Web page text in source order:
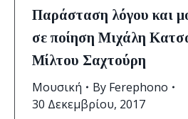
Παράσταση λόγου και
σε ποίηση Μιχάλη
Μίλτου Σαχτούρη
Μουσική
By Ferephono
30 Δεκεμβρίου, 2017